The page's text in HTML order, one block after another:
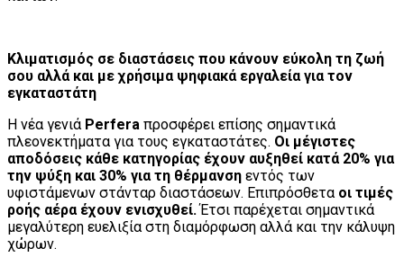
Κλιματισμός σε διαστάσεις που κάνουν εύκολη τη ζωή
σου αλλά και με χρήσιμα ψηφιακά εργαλεία για τον
εγκαταστάτη
Η νέα γενιά Perfera προσφέρει επίσης σημαντικά
πλεονεκτήματα για τους εγκαταστάτες. Οι μέγιστες
αποδόσεις κάθε κατηγορίας έχουν αυξηθεί κατά 20% για
την ψύξη και 30% για τη θέρμανση εντός των
υφιστάμενων στάνταρ διαστάσεων. Επιπρόσθετα οι τιμές
ροής αέρα έχουν ενισχυθεί.Έτσι παρέχεται σημαντικά
μεγαλύτερη ευελιξία στη διαμόρφωση αλλά και την κάλυψη
χώρων.